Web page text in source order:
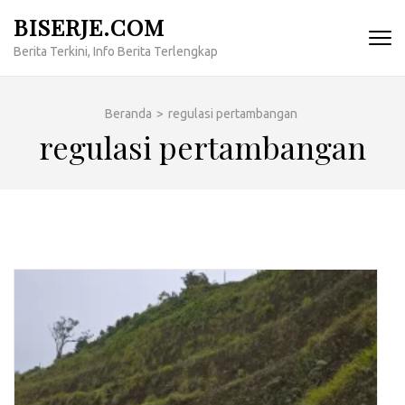
konten
BISERJE.COM
Berita Terkini, Info Berita Terlengkap
Beranda > regulasi pertambangan
regulasi pertambangan